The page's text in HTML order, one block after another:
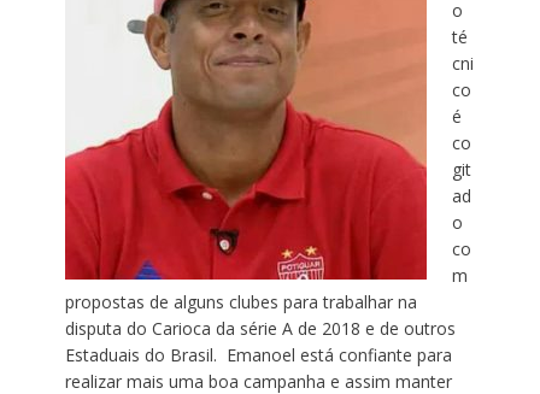
o
té
cni
co
é
co
git
ad
o
co
m
propostas de alguns clubes para trabalhar na
disputa do Carioca da série A de 2018 e de outros
Estaduais do Brasil. Emanoel está confiante para
realizar mais uma boa campanha e assim manter